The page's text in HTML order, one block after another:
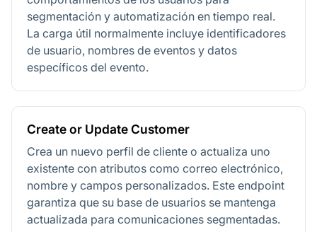
segmentación y automatización en tiempo real.
La carga útil normalmente incluye identificadores
de usuario, nombres de eventos y datos
específicos del evento.
Create or Update Customer
Crea un nuevo perfil de cliente o actualiza uno
existente con atributos como correo electrónico,
nombre y campos personalizados. Este endpoint
garantiza que su base de usuarios se mantenga
actualizada para comunicaciones segmentadas.